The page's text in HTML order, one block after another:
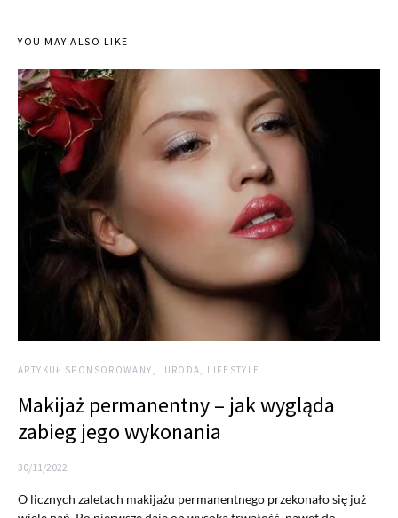
YOU MAY ALSO LIKE
ARTYKUŁ SPONSOROWANY URODA, LIFESTYLE
Makijaż permanentny – jak wygląda
zabieg jego wykonania
30/11/2022
O licznych zaletach makijażu permanentnego przekonało się już